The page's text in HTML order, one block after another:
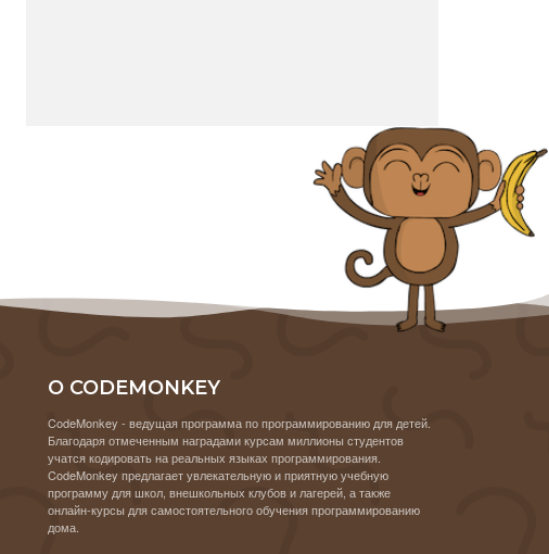
О CODEMONKEY
CodeMonkey - ведущая программа по программированию для детей.
Благодаря отмеченным наградами курсам миллионы студентов
учатся кодировать на реальных языках программирования.
CodeMonkey предлагает увлекательную и приятную учебную
программу для школ, внешкольных клубов и лагерей, а также
онлайн-курсы для самостоятельного обучения программированию
дома.